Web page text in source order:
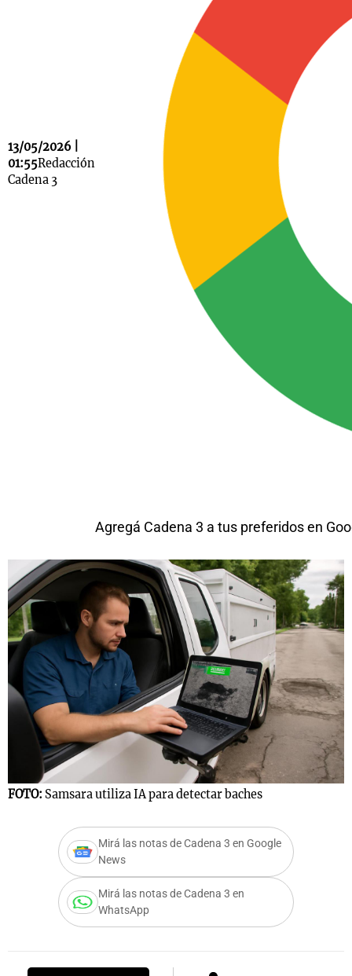
13/05/2026 |
01:55Redacción
Cadena 3
Agregá Cadena 3 a tus preferidos en
FOTO: Samsara utiliza IA para detectar baches
Mirá las notas de Cadena 3 en Google
News
Mirá las notas de Cadena 3 en
WhatsApp